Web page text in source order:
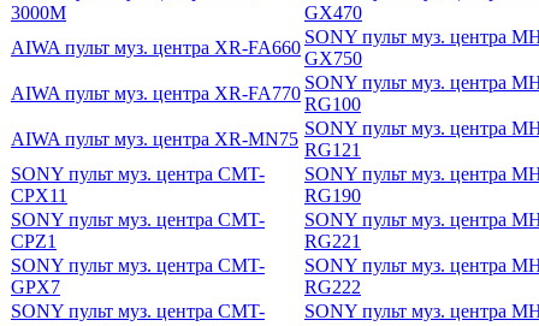
3000M
GX470
AIWA пульт муз. центра XR-FA660
SONY пульт муз. центра
GX750
AIWA пульт муз. центра XR-FA770
SONY пульт муз. центра
RG100
AIWA пульт муз. центра XR-MN75
SONY пульт муз. центра
RG121
SONY пульт муз. центра CMT-
CPX11
SONY пульт муз. центра
RG190
SONY пульт муз. центра CMT-
CPZ1
SONY пульт муз. центра
RG221
SONY пульт муз. центра CMT-
GPX7
SONY пульт муз. центра
RG222
SONY пульт муз. центра CMT-
SONY пульт муз. центра